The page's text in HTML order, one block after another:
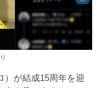
が結成15周年を迎